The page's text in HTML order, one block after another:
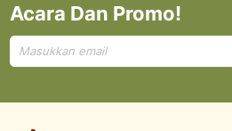
Acara Dan Promo!
Mendaftar
untuk